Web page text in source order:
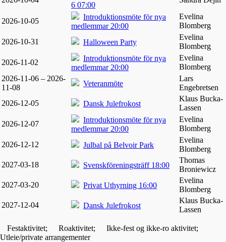
6 07:00
2026-10-05
Introduktionsmöte för nya
medlemmar 20:00
Evelina
Blomberg
2026-10-31
Halloween Party
Evelina
Blomberg
2026-11-02
Introduktionsmöte för nya
medlemmar 20:00
Evelina
Blomberg
2026-11-06 – 2026-
11-08
Veteranmöte
Lars
Engebretsen
2026-12-05
Dansk Julefrokost
Klaus Bucka-
Lassen
2026-12-07
Introduktionsmöte för nya
medlemmar 20:00
Evelina
Blomberg
2026-12-12
Julbal på Belvoir Park
Evelina
Blomberg
2027-03-18
Svenskföreningsträff 18:00
Thomas
Broniewicz
2027-03-20
Privat Uthyrning 16:00
Evelina
Blomberg
2027-12-04
Dansk Julefrokost
Klaus Bucka-
Lassen
Festaktivitet; Roaktivitet;
Ikke-fest og ikke-ro aktivitet;
Utleie/private arrangementer